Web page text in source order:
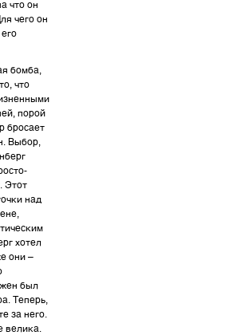
что он
чего он
бомба,
что
порой
бросает
Выбор,
Этот
над
хотел
они –
был
Теперь,
за него.
велика.